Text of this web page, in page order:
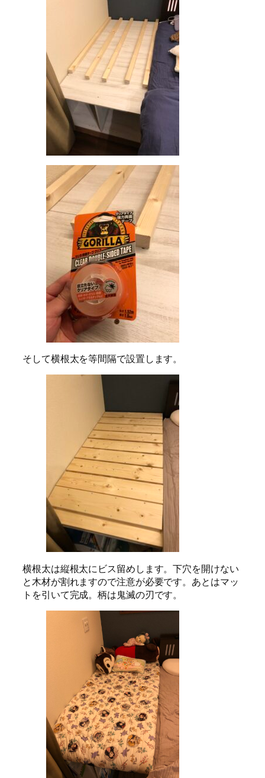
そして横根太を等間隔で設置します。
横根太は縦根太にビス留めします。下穴を開けない
と木材が割れますので注意が必要です。あとはマッ
トを引いて完成。柄は鬼滅の刃です。